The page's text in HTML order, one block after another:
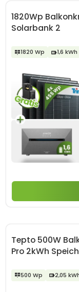
1820Wp
Solarbank 2
1820 Wp 1,6 kWh
Tepto 500W
Pro 2kWh
500 Wp 2,05